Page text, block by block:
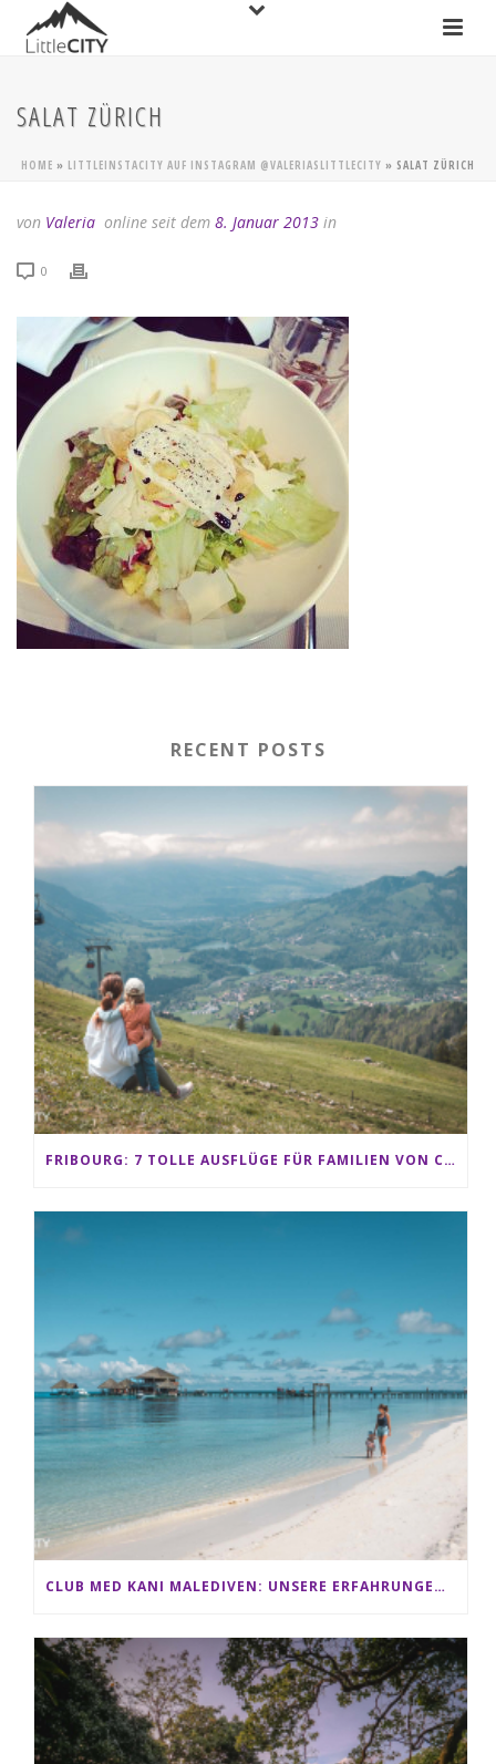
SALAT ZÜRICH
HOME » LITTLEINSTACITY AUF INSTAGRAM @VALERIASLITTLECITY » SALAT ZÜRICH
von Valeria online seit dem 8. Januar 2013 in
0
RECENT POSTS
FRIBOURG: 7 TOLLE AUSFLÜGE FÜR FAMILIEN VON CHARMEY BIS LES PACCOTS
CLUB MED KANI MALEDIVEN: UNSERE ERFAHRUNGEN IM ALL-INCLUSIVE PARADIES